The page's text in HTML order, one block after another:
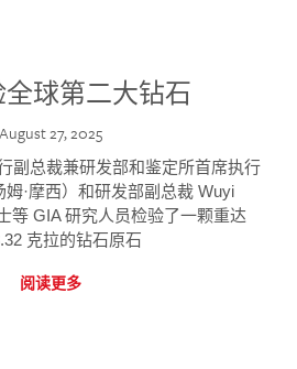
全球第二大钻石
August 27, 2025
副总裁兼研发部和鉴定所首席执行
姆·摩西）和研发部副总裁 Wuyi
等 GIA 研究人员检验了一颗重达
克拉的钻石原石
阅读更多